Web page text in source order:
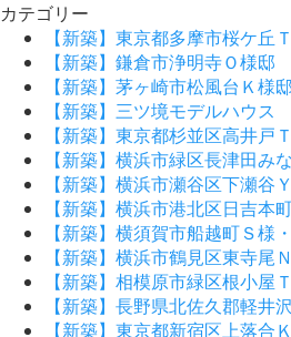
カテゴリー
【新築】東京都多摩市桜ケ丘
【新築】鎌倉市浄明寺Ｏ様邸
【新築】茅ヶ崎市松風台Ｋ様邸
【新築】三ツ境モデルハウス
【新築】東京都杉並区高井戸
【新築】横浜市緑区長津田み
【新築】横浜市瀬谷区下瀬谷
【新築】横浜市港北区日吉本
【新築】横須賀市船越町Ｓ様
【新築】横浜市鶴見区東寺尾
【新築】相模原市緑区根小屋
【新築】長野県北佐久郡軽井
【新築】東京都新宿区上落合